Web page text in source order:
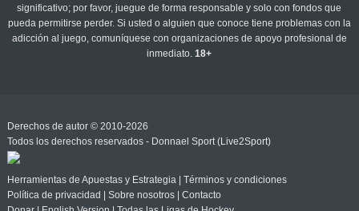
significativo; por favor, juegue de forma responsable y solo con fondos que
pueda permitirse perder. Si usted o alguien que conoce tiene problemas con la
adicción al juego, comuníquese con organizaciones de apoyo profesional de
inmediato.18+
Derechos de autor © 2010-2026
Todos los derechos reservados - Donnael Sport (Live2Sport)
Herramientas de Apuestas y Estrategia| Términos y condiciones
Política de privacidad
Sobre nosotros| Contacto